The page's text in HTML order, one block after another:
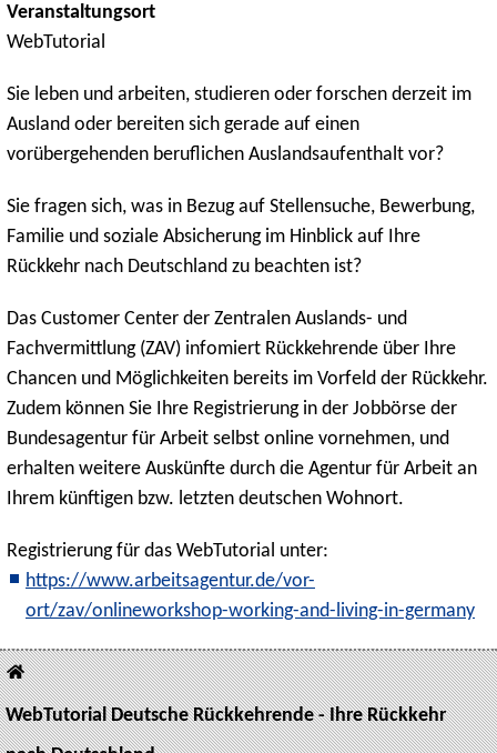
Veranstaltungsort
WebTutorial
Sie leben und arbeiten, studieren oder forschen derzeit im
Ausland oder bereiten sich gerade auf einen
vorübergehenden beruflichen Auslandsaufenthalt vor?
Sie fragen sich, was in Bezug auf Stellensuche, Bewerbung,
Familie und soziale Absicherung im Hinblick auf Ihre
Rückkehr nach Deutschland zu beachten ist?
Das Customer Center der Zentralen Auslands- und
Fachvermittlung (ZAV) infomiert Rückkehrende über Ihre
Chancen und Möglichkeiten bereits im Vorfeld der Rückkehr.
Zudem können Sie Ihre Registrierung in der Jobbörse der
Bundesagentur für Arbeit selbst online vornehmen, und
erhalten weitere Auskünfte durch die Agentur für Arbeit an
Ihrem künftigen bzw. letzten deutschen Wohnort.
Registrierung für das WebTutorial unter:
https://www.arbeitsagentur.de/vor-
ort/zav/onlineworkshop-working-and-living-in-germany
WebTutorial Deutsche Rückkehrende - Ihre Rückkehr